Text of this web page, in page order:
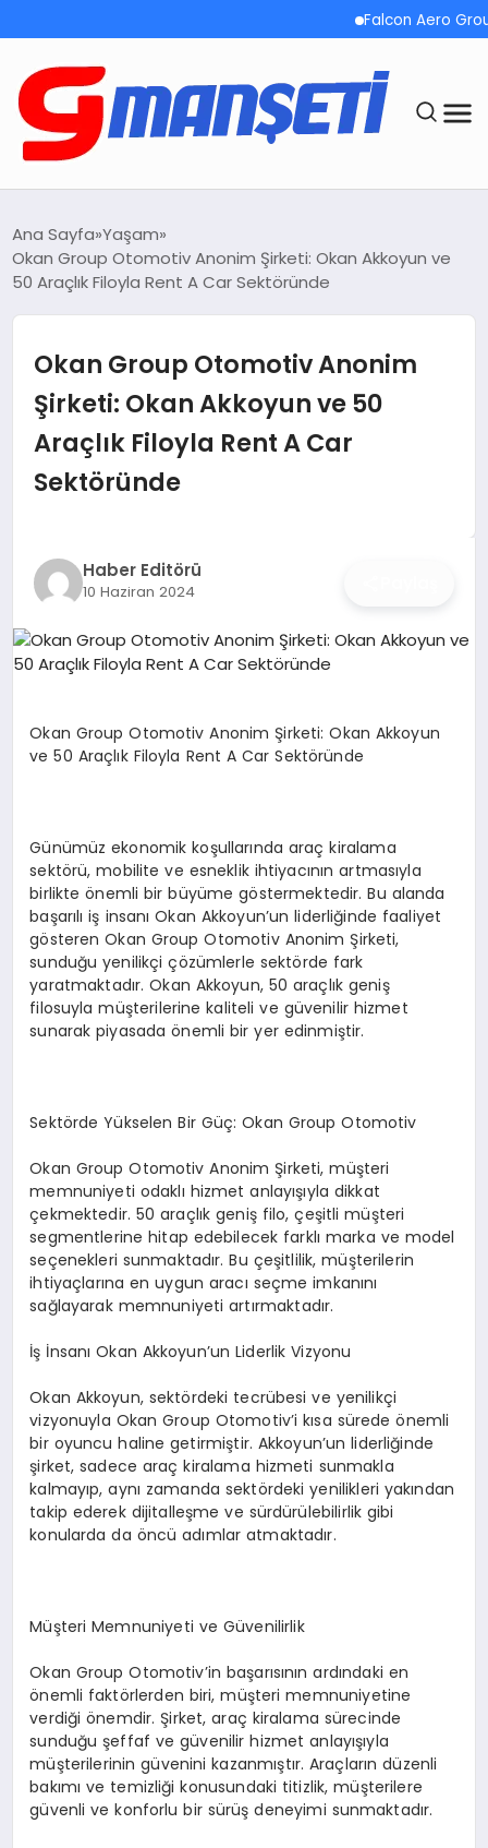
Falcon Aero Group,
DEMOLAR
OYUN
ANA DEMO
MAGAZIN
KRIPTO PARA
OYUN
Ana Sayfa Yaşam
Okan Group Otomotiv Anonim Şirketi: Okan Akkoyun ve
50 Araçlık Filoyla Rent A Car Sektöründe
Okan Group Otomotiv Anonim
Şirketi: Okan Akkoyun ve 50
Araçlık Filoyla Rent A Car
Sektöründe
Haber Editörü
10 Haziran 2024
Okan Group Otomotiv Anonim Şirketi: Okan Akkoyun
ve 50 Araçlık Filoyla Rent A Car Sektöründe
Günümüz ekonomik koşullarında araç kiralama
sektörü, mobilite ve esneklik ihtiyacının artmasıyla
birlikte önemli bir büyüme göstermektedir. Bu alanda
başarılı iş insanı Okan Akkoyun’un liderliğinde faaliyet
gösteren Okan Group Otomotiv Anonim Şirketi,
sunduğu yenilikçi çözümlerle sektörde fark
yaratmaktadır. Okan Akkoyun, 50 araçlık geniş
filosuyla müşterilerine kaliteli ve güvenilir hizmet
sunarak piyasada önemli bir yer edinmiştir.
Sektörde Yükselen Bir Güç: Okan Group Otomotiv
Okan Group Otomotiv Anonim Şirketi, müşteri
memnuniyeti odaklı hizmet anlayışıyla dikkat
çekmektedir. 50 araçlık geniş filo, çeşitli müşteri
segmentlerine hitap edebilecek farklı marka ve model
seçenekleri sunmaktadır. Bu çeşitlilik, müşterilerin
ihtiyaçlarına en uygun aracı seçme imkanını
sağlayarak memnuniyeti artırmaktadır.
İş İnsanı Okan Akkoyun’un Liderlik Vizyonu
Okan Akkoyun, sektördeki tecrübesi ve yenilikçi
vizyonuyla Okan Group Otomotiv’i kısa sürede önemli
bir oyuncu haline getirmiştir. Akkoyun’un liderliğinde
şirket, sadece araç kiralama hizmeti sunmakla
kalmayıp, aynı zamanda sektördeki yenilikleri yakından
takip ederek dijitalleşme ve sürdürülebilirlik gibi
konularda da öncü adımlar atmaktadır.
Müşteri Memnuniyeti ve Güvenilirlik
Okan Group Otomotiv’in başarısının ardındaki en
önemli faktörlerden biri, müşteri memnuniyetine
verdiği önemdir. Şirket, araç kiralama sürecinde
sunduğu şeffaf ve güvenilir hizmet anlayışıyla
müşterilerinin güvenini kazanmıştır. Araçların düzenli
bakımı ve temizliği konusundaki titizlik, müşterilere
güvenli ve konforlu bir sürüş deneyimi sunmaktadır.